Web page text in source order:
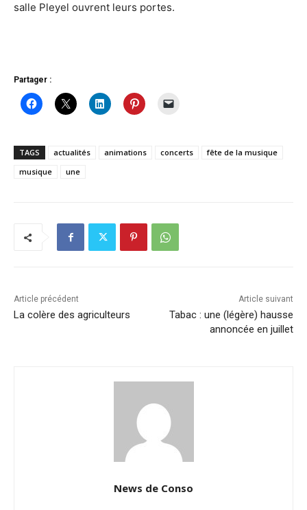
salle Pleyel ouvrent leurs portes.
Partager :
TAGS actualités animations concerts
fête de la musique
musique
une
Article précédent
La colère des agriculteurs
Article suivant
Tabac : une (légère) hausse
annoncée en juillet
News de Conso